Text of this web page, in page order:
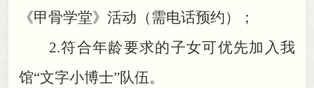
《甲骨学堂》活动（需电话预约）
；
2.符合年龄要求的子女可优先加入我
馆“文字小博士”队伍。